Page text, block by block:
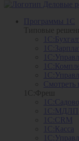
Программы 1С
Типовые
Смотреть
1С:Фреш
1С:Садовод
1С:МДЛП
1С:CRM
1С:Касса